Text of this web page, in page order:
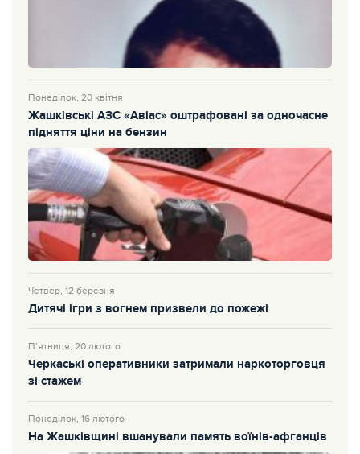
Понеділок, 20 квітня
Жашківські АЗС «Авіас» оштрафовані за одночасне
підняття ціни на бензин
Четвер, 12 березня
Дитячі ігри з вогнем призвели до пожежі
П’ятниця, 20 лютого
Черкаські оперативники затримали наркоторговця
зі стажем
Понеділок, 16 лютого
На Жашківщині вшанували память воїнів-афганців